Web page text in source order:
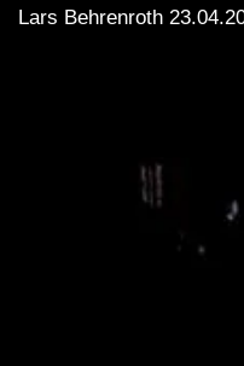
Lars Behrenroth